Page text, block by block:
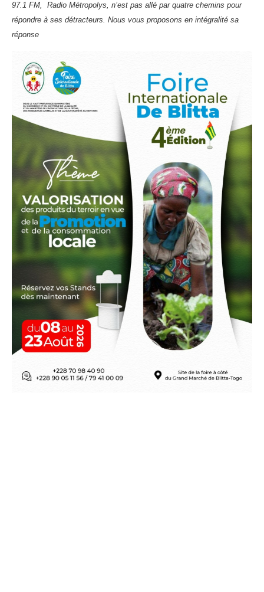
97.1 FM, Radio Métropolys, n’est pas allé par quatre chemins pour
répondre à ses détracteurs. Nous vous proposons en intégralité sa
réponse